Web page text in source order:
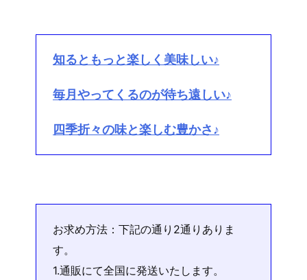
知るともっと楽しく美味しい♪
毎月やってくるのが待ち遠しい♪
四季折々の味と楽しむ豊かさ♪
お求め方法：下記の通り2通りありま
す。
1.通販にて全国に発送いたします。